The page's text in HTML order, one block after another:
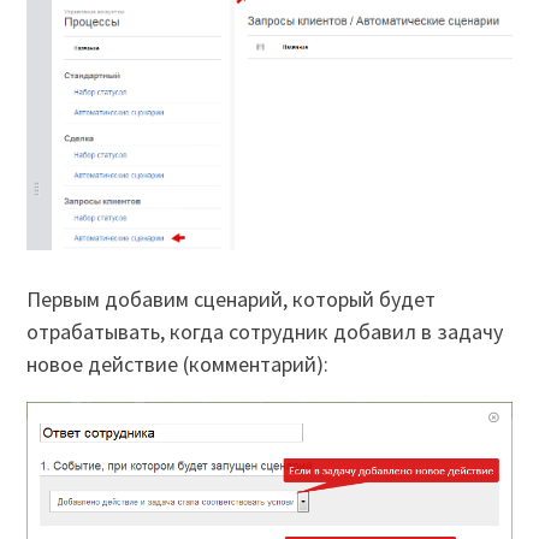
Первым добавим сценарий, который будет
отрабатывать, когда сотрудник добавил в задачу
новое действие (комментарий):